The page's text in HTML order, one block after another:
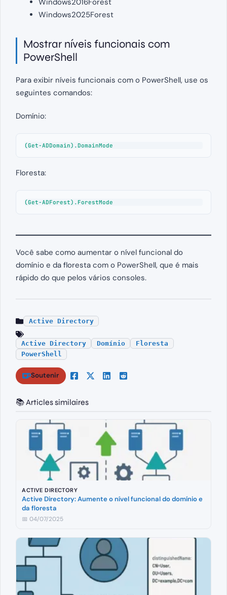
Windows2025Forest
Mostrar níveis funcionais com
PowerShell
Para exibir níveis funcionais com o PowerShell, use os
seguintes comandos:
Domínio:
(Get-ADDomain).DomainMode
Floresta:
(Get-ADForest).ForestMode
Você sabe como aumentar o nível funcional do
domínio e da floresta com o PowerShell, que é mais
rápido do que pelos vários consoles.
Active Directory
Active Directory Domínio
Floresta
PowerShell
Soutenir
📚 Articles similaires
ACTIVE DIRECTORY
Active Directory: Aumente o nível funcional do domínio e
da floresta
📅 04/07/2025